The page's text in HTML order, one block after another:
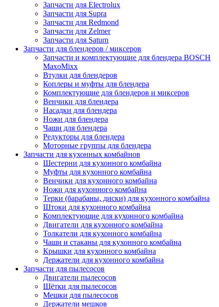
Запчасти для Electrolux
Запчасти для Supra
Запчасти для Redmond
Запчасти для Zelmer
Запчасти для Saturn
Запчасти для блендеров / миксеров
Запчасти и комплектующие для блендера BOSCH
MaxoMixx
Втулки для блендеров
Коплеры и муфты для блендера
Комплектующие для блендеров и миксеров
Венчики для блендера
Насадки для блендера
Ножи для блендера
Чаши для блендера
Редукторы для блендера
Моторные группы для блендера
Запчасти для кухонных комбайнов
Шестерни для кухонного комбайна
Муфты для кухонного комбайна
Венчики для кухонного комбайна
Ножи для кухонного комбайна
Терки (барабаны, диски) для кухонного комбайна
Штоки для кухонного комбайна
Комплектующие для кухонного комбайна
Двигатели для кухонного комбайна
Толкатели для кухонного комбайна
Чаши и стаканы для кухонного комбайна
Крышки для кухонного комбайна
Держатели для кухонного комбайна
Запчасти для пылесосов
Двигатели пылесосов
Щётки для пылесосов
Мешки для пылесосов
Держатели мешков